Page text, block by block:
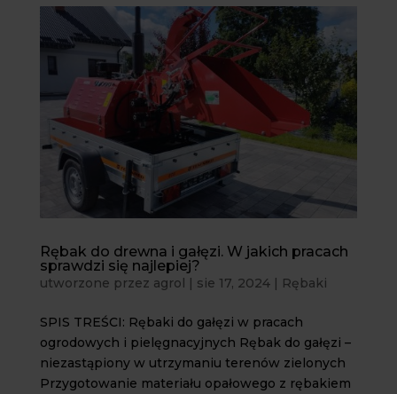
Rębak do drewna i gałęzi. W jakich pracach
sprawdzi się najlepiej?
utworzone przez agrol | sie 17, 2024| Rębaki
SPIS TREŚCI: Rębaki do gałęzi w pracach
ogrodowych i pielęgnacyjnych Rębak do gałęzi –
niezastąpiony w utrzymaniu terenów zielonych
Przygotowanie materiału opałowego z rębakiem